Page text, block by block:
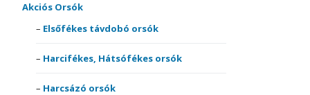
Akciós Orsók
Elsőfékes távdobó orsók
Harcifékes, Hátsófékes orsók
Harcsázó orsók